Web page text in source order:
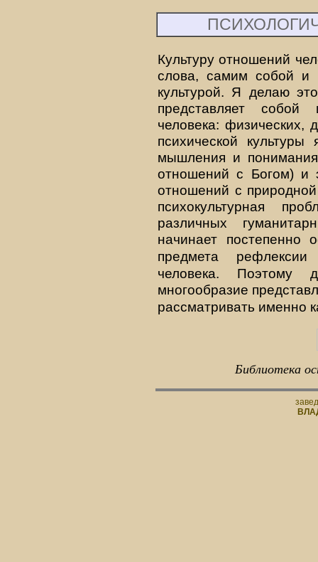
Культуру отношений
слова, самим собой и
культурой. Я делаю
представляет
человека: физических,
психической
мышления и понимания,
отношений с Богом) и
отношений с
психокультурная
различных
начинает постепенно
предмета
человека. Поэтому
многообразие
рассматривать именно
Библиотека